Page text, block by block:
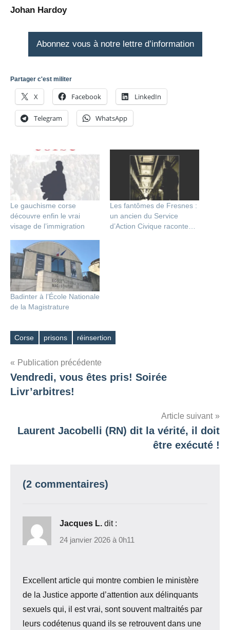
Johan Hardoy
Abonnez vous à notre lettre d’information
Partager c'est militer
X Facebook LinkedIn
Telegram WhatsApp
Le gauchisme corse
découvre enfin le vrai
visage de l’immigration
Les fantômes de Fresnes :
un ancien du Service
d’Action Civique raconte…
Badinter à l’École Nationale
de la Magistrature
Étiquettes
Corse prisons réinsertion
Navigation
de
Publication précédente
Vendredi, vous êtes pris! Soirée
Livr’arbitres!
Article suivant
Laurent Jacobelli (RN) dit la vérité, il doit
être exécuté !
(2 commentaires)
Jacques L. dit :
24 janvier 2026 à 0h11
Excellent article qui montre combien le ministère
de la Justice apporte d’attention aux délinquants
sexuels qui, il est vrai, sont souvent maltraités par
leurs codétenus quand ils se retrouvent dans une